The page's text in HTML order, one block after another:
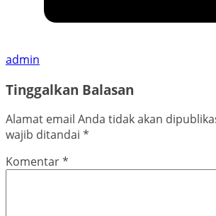
admin
Tinggalkan Balasan
Alamat email Anda tidak akan
wajib ditandai *
Komentar*